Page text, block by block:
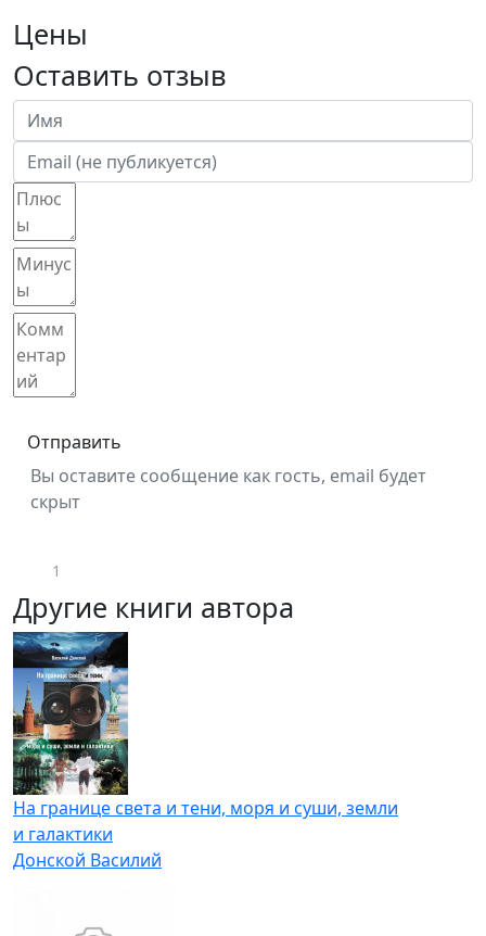
Цены
Оставить отзыв
Отправить
Вы оставите сообщение как гость, email будет
скрыт
1
Другие книги автора
На границе света и тени, моря и суши, земли
и галактики
Донской Василий